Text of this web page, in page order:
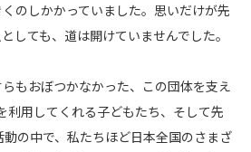
のしかかっていました。思いだけが先
しても、道は開けていませんでした。
もおぼつかなかった、この団体を支え
用してくれる子どもたち、そして先
の中で、私たちほど日本全国のさまざ